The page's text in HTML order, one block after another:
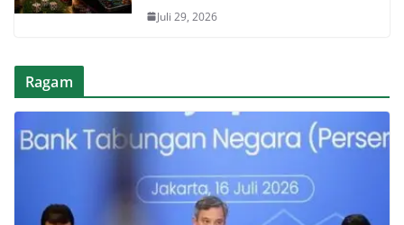
Juli 29, 2026
Ragam